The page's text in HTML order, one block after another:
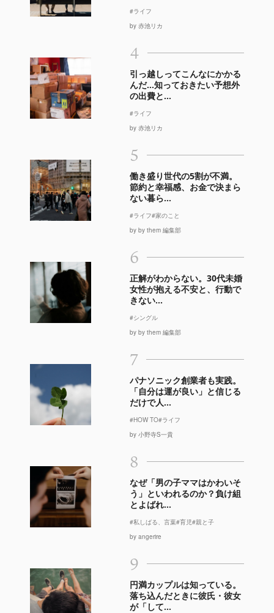
#ライフ
by 赤池リカ
4
引っ越しってこんなにかかる
んだ…知っておきたい予想外
の出費と...
#ライフ
by 赤池リカ
5
働き盛り世代の5割が不満。
節約と幸福感、お金で決まら
ない暮ら...
#ライフ#家のこと
by by them 編集部
6
正解がわからない。30代未婚
女性が抱える不安と、行動で
きない...
#シングル
by by them 編集部
7
パナソニック創業者も実践。
「自分は運が良い」と信じる
だけで人...
#HOW TO#ライフ
by 小野寺S一貴
8
なぜ「男の子ママはかわいそ
う」といわれるのか？負け組
とよばれ...
#私しばる、言葉#育児#親と子
by angerire
9
円満カップルは知っている。
落ち込んだときに彼氏・彼女
が「して...